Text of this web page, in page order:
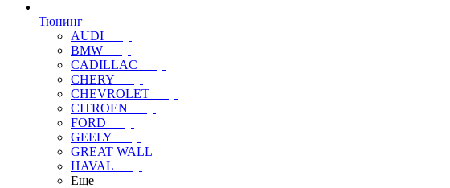
Тюнинг
AUDI
BMW
CADILLAC
CHERY
CHEVROLET
CITROEN
FORD
GEELY
GREAT WALL
HAVAL
Еще